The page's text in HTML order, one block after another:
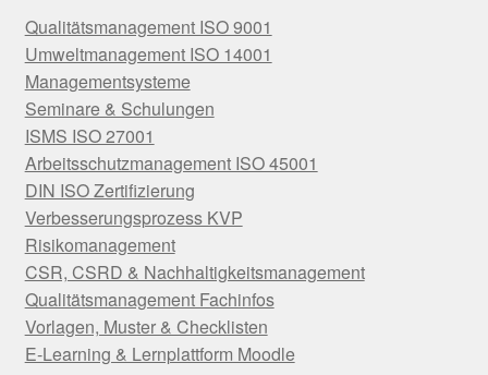
Qualitätsmanagement ISO 9001
Umweltmanagement ISO 14001
Managementsysteme
Seminare & Schulungen
ISMS ISO 27001
Arbeitsschutzmanagement ISO 45001
DIN ISO Zertifizierung
Verbesserungsprozess KVP
Risikomanagement
CSR, CSRD & Nachhaltigkeitsmanagement
Qualitätsmanagement Fachinfos
Vorlagen, Muster & Checklisten
E-Learning & Lernplattform Moodle